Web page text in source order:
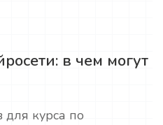
в чем могут
курса по